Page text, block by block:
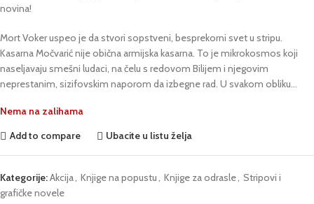
novina!
Mort Voker uspeo je da stvori sopstveni, besprekorni svet u stripu.
Kasarna Močvarić nije obična armijska kasarna. To je mikrokosmos koji
naseljavaju smešni ludaci, na čelu s redovom Bilijem i njegovim
neprestanim, sizifovskim naporom da izbegne rad. U svakom obliku…
Nema na zalihama
Add to compare
Ubacite u listu želja
Kategorije:Akcija, Knjige na popustu, Knjige za odrasle, Stripovi i
grafičke novele